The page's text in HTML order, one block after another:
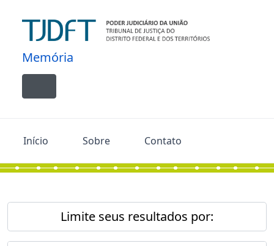
Memória
Toggle navigation
Início Sobre Contato
Limite seus resultados por: